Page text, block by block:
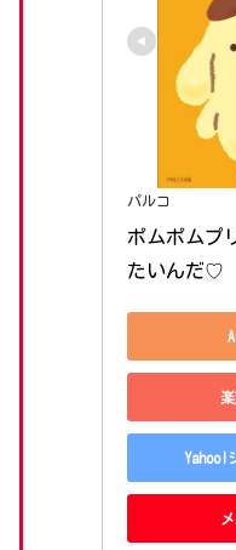
パルコ
ポムポムプ
たいんだ♡
Yahoo!